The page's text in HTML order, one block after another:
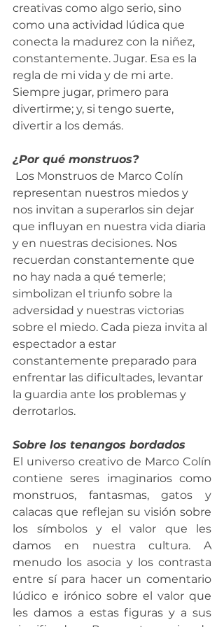
creativas como algo serio, sino
como una actividad lúdica que
conecta la madurez con la niñez,
constantemente. Jugar. Esa es la
regla de mi vida y de mi arte.
Siempre jugar, primero para
divertirme; y, si tengo suerte,
divertir a los demás.
¿Por qué monstruos?
representan nuestros miedos y
nos invitan a superarlos sin dejar
que influyan en nuestra vida diaria
y en nuestras decisiones. Nos
recuerdan constantemente que
no hay nada a qué temerle;
simbolizan el triunfo sobre la
adversidad y nuestras victorias
sobre el miedo. Cada pieza invita al
espectador a estar
constantemente preparado para
enfrentar las dificultades, levantar
la guardia ante los problemas y
derrotarlos.
Sobre los tenangos bordados
El universo creativo de Marco Colín
contiene seres imaginarios como
monstruos, fantasmas, gatos y
calacas que reflejan su visión sobre
los símbolos y el valor que les
damos en nuestra cultura. A
menudo los asocia y los contrasta
entre sí para hacer un comentario
lúdico e irónico sobre el valor que
les damos a estas figuras y a sus